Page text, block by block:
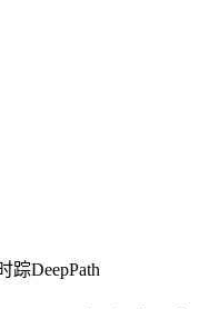
踪DeepPath